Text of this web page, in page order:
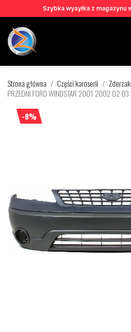
Szybka wysyłka z magazynu
Strona główna Części karoserii Zderzaki
PRZEDNI FORD WINDSTAR 2001 2002 02
-8%